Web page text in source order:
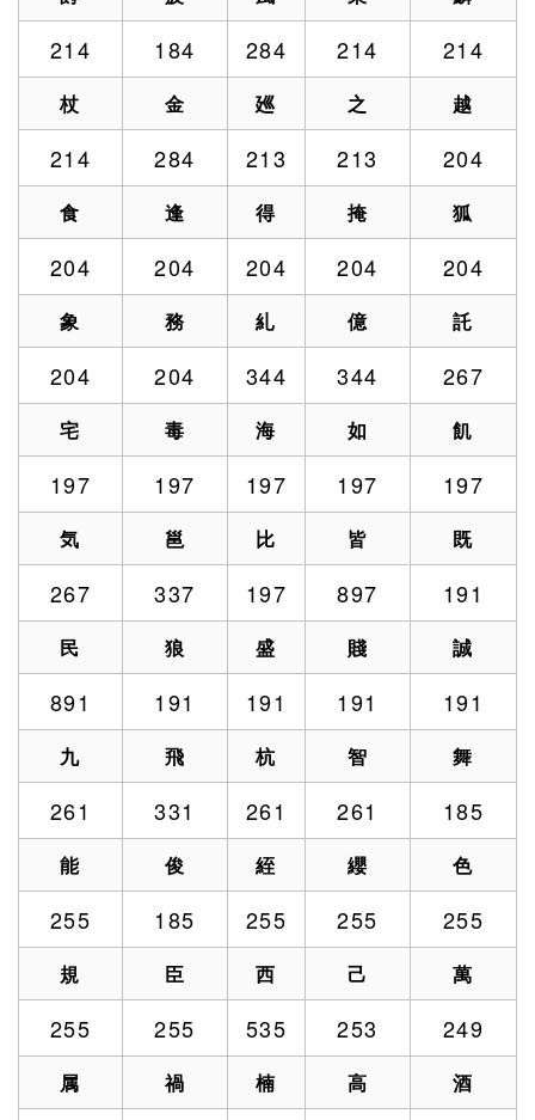
214 184 284 214 214
杖 金 廵 之 越
214 284 213 213 204
食 逢 得 掩 狐
204 204 204 204 204
象 務 糺 億 託
204 204 344 344 267
宅 毒 海 如 飢
197 197 197 197 197
気 邕 比 皆 既
267 337 197 897 191
民 狼 盛 賤 誠
891 191 191 191 191
九 飛 杭 智 舞
261 331 261 261 185
能 俊 絰 纓 色
255 185 255 255 255
規 臣 西 己 萬
255 255 535 253 249
属 禍 楠 高 酒